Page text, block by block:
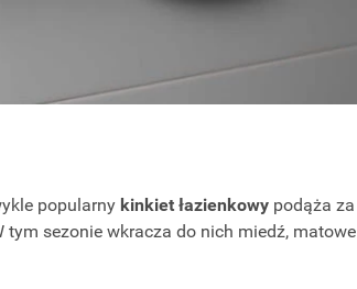
popularny kinkiet łazienkowypodąża za
sezonie wkracza do nich miedź, matowe